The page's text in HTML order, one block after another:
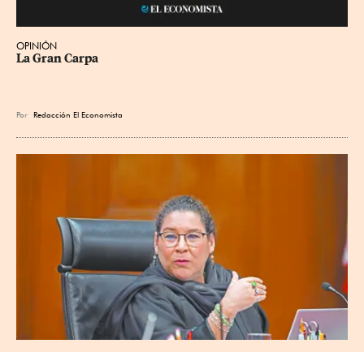
OPINIÓN
La Gran Carpa
Por Redacción El Economista